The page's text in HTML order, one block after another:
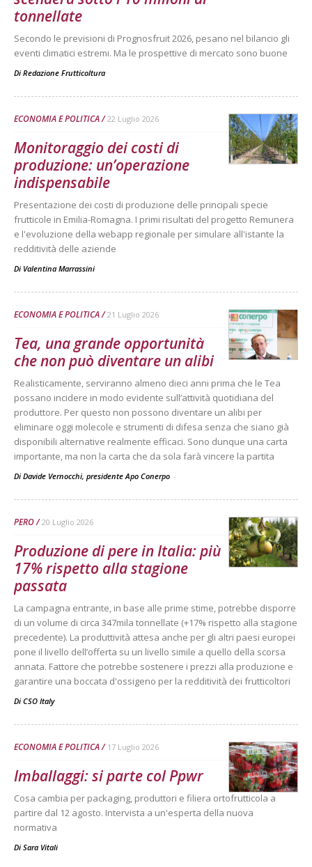
tonnellate
Secondo le previsioni di Prognosfruit 2026, pesano nel bilancio gli
eventi climatici estremi. Ma le prospettive di mercato sono buone
Di Redazione Frutticoltura
ECONOMIA E POLITICA 22 Luglio 2026
Monitoraggio dei costi di
produzione: un’operazione
indispensabile
Presentazione dei costi di produzione delle principali specie
frutticole in Emilia-Romagna. I primi risultati del progetto Remunera
e l'evoluzione della webapp regionale per simulare all'istante la
redditività delle aziende
Di Valentina Marrassini
ECONOMIA E POLITICA 21 Luglio 2026
Tea, una grande opportunità
che non può diventare un alibi
Realisticamente, serviranno almeno dieci anni prima che le Tea
possano incidere in modo evidente sull’attività quotidiana del
produttore. Per questo non possono diventare un alibi per
eliminare oggi molecole e strumenti di difesa senza che siano già
disponibili alternative realmente efficaci. Sono dunque una carta
importante, ma non la carta che da sola farà vincere la partita
Di Davide Vernocchi, presidente Apo Conerpo -
PERO 20 Luglio 2026
Produzione di pere in Italia: più
17% rispetto alla stagione
passata
La campagna entrante, in base alle prime stime, potrebbe disporre
di un volume di circa 347mila tonnellate (+17% rispetto alla stagione
precedente). La produttività attesa anche per gli altri paesi europei
pone il livello dell’offerta su un livello simile a quello della scorsa
annata. Fattore che potrebbe sostenere i prezzi alla produzione e
garantire una boccata d'ossigeno per la redditività dei frutticoltori
Di CSO Italy
ECONOMIA E POLITICA 17 Luglio 2026
Imballaggi: si parte col Ppwr
Cosa cambia per packaging, produttori e filiera ortofrutticola a
partire dal 12 agosto. Intervista a un'esperta della nuova
normativa
Di Sara Vitali